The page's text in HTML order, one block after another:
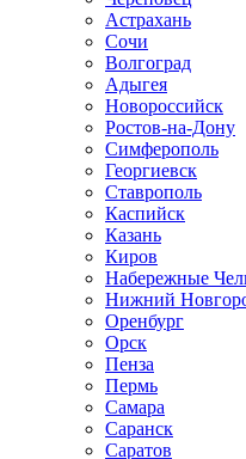
Астрахань
Сочи
Волгоград
Адыгея
Новороссийск
Ростов-на-Дону
Симферополь
Георгиевск
Ставрополь
Каспийск
Казань
Киров
Набережные
Нижний
Оренбург
Орск
Пенза
Пермь
Самара
Саранск
Саратов